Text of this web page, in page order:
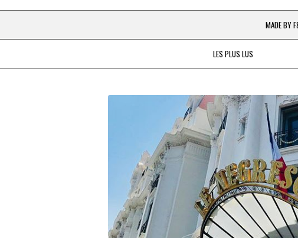
MADE BY
À
LES PLUS LUS